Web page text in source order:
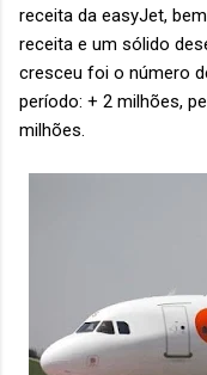
receita da easyJet,
receita e um sólido
cresceu foi o número
período: + 2 milhões,
milhões.